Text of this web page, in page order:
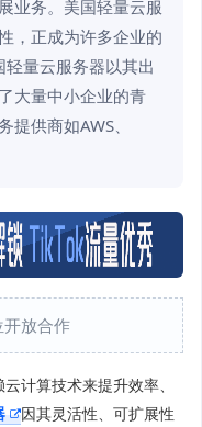
业务。美国轻量云服
，正成为许多企业的
量云服务器以其出
大量中小企业的青
供商如AWS、
放合作
计算技术来提升效率、
因其灵活性、可扩展性